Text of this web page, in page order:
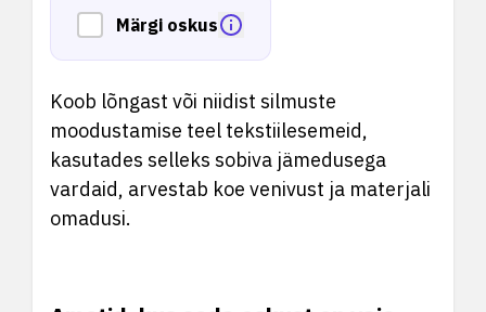
Märgi oskus
Koob lõngast või niidist silmuste
moodustamise teel tekstiilesemeid,
kasutades selleks sobiva jämedusega
vardaid, arvestab koe venivust ja materjali
omadusi.